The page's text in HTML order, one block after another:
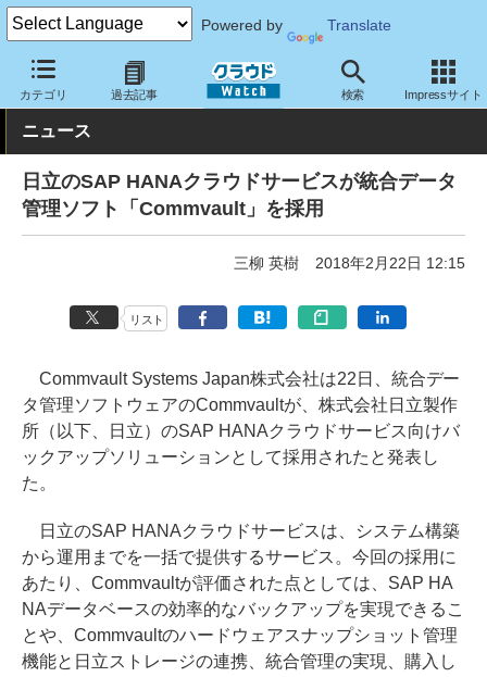
Powered by Translate
カテゴリ 過去記事 検索 Impressサイト
クラウド Watch サービス・ソフト ソフトウェア ストレージ
ニュース
日立のSAP HANAクラウドサービスが統合データ
管理ソフト「Commvault」を採用
三柳 英樹 2018年2月22日 12:15
リスト
Commvault Systems Japan株式会社は22日、統合デー
タ管理ソフトウェアのCommvaultが、株式会社日立製作
所（以下、日立）のSAP HANAクラウドサービス向けバ
ックアップソリューションとして採用されたと発表し
た。
日立のSAP HANAクラウドサービスは、システム構築
から運用までを一括で提供するサービス。今回の採用に
あたり、Commvaultが評価された点としては、SAP HA
NAデータベースの効率的なバックアップを実現できるこ
とや、Commvaultのハードウェアスナップショット管理
機能と日立ストレージの連携、統合管理の実現、購入し